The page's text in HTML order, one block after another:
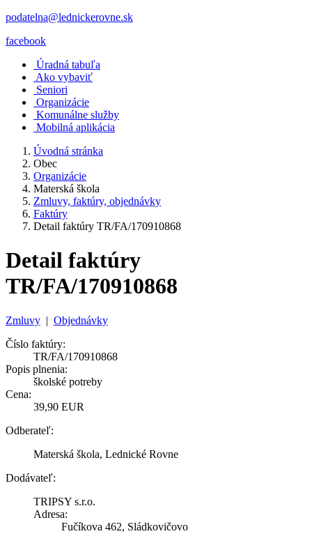
podatelna@lednickerovne.sk
facebook
Úradná tabuľa
Ako vybaviť
Seniori
Organizácie
Komunálne služby
Mobilná aplikácia
Úvodná stránka
Obec
Organizácie
Materská škola
Zmluvy, faktúry, objednávky
Faktúry
Detail faktúry TR/FA/170910868
Detail faktúry
TR/FA/170910868
Zmluvy | Objednávky
Číslo faktúry:
TR/FA/170910868
Popis plnenia:
školské potreby
Cena:
39,90 EUR
Odberateľ:
Materská škola, Lednické Rovne
Dodávateľ:
TRIPSY s.r.o.
Adresa:
Fučíkova 462, Sládkovičovo